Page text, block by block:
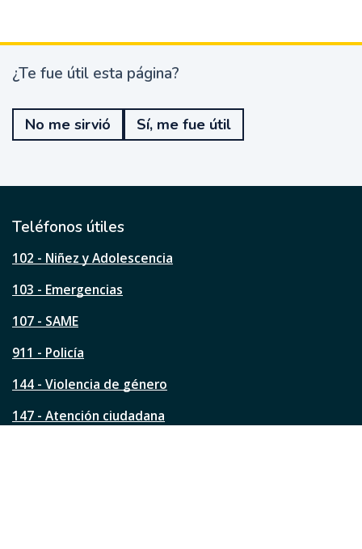
¿
e
u
t
l
s
a
á
i
a
¿Te fue útil esta página?
No me sirvió Sí, me fue útil
Teléfonos útiles
102 - Niñez y Adolescencia
103 - Emergencias
107 - SAME
911 - Policía
144 - Violencia de género
147 - Atención ciudadana